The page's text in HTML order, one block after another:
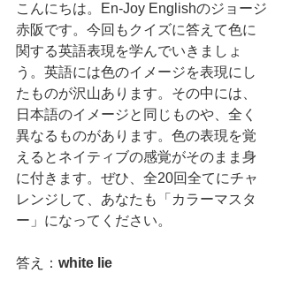
こんにちは。En-Joy Englishのジョージ
赤阪です。今回もクイズに答えて色に
関する英語表現を学んでいきましょ
う。英語には色のイメージを表現にし
たものが沢山あります。その中には、
日本語のイメージと同じものや、全く
異なるものがあります。色の表現を覚
えるとネイティブの感覚がそのまま身
に付きます。ぜひ、全20回全てにチャ
レンジして、あなたも「カラーマスタ
ー」になってください。
答え： white lie